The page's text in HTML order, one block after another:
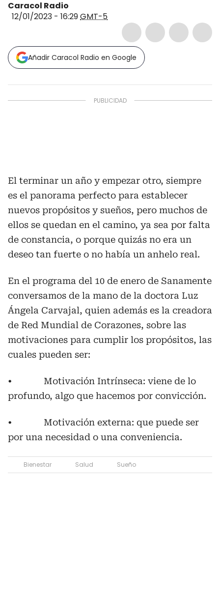
Caracol Radio
12/01/2023 - 16:29GMT-5
Añadir Caracol Radio en Google
El terminar un año y empezar otro, siempre
es el panorama perfecto para establecer
nuevos propósitos y sueños, pero muchos de
ellos se quedan en el camino, ya sea por falta
de constancia, o porque quizás no era un
deseo tan fuerte o no había un anhelo real.
En el programa del 10 de enero de Sanamente
conversamos de la mano de la doctora Luz
Ángela Carvajal, quien además es la creadora
de Red Mundial de Corazones, sobre las
motivaciones para cumplir los propósitos, las
cuales pueden ser:
• Motivación Intrínseca: viene de lo
profundo, algo que hacemos por convicción.
• Motivación externa: que puede ser
por una necesidad o una conveniencia.
Bienestar Salud Sueño